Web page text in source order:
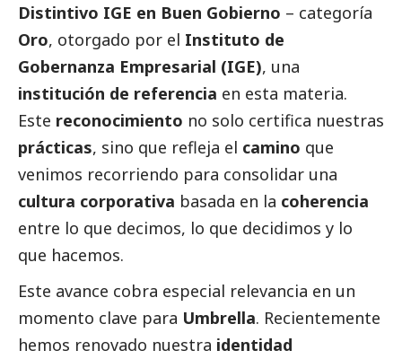
Distintivo IGE en Buen Gobierno – categoría
Oro, otorgado por el Instituto de
Gobernanza Empresarial (IGE), una
institución de referencia en esta materia.
Este reconocimiento no solo certifica nuestras
prácticas, sino que refleja el camino que
venimos recorriendo para consolidar una
cultura corporativa basada en la coherencia
entre lo que decimos, lo que decidimos y lo
que hacemos.
Este avance cobra especial relevancia en un
momento clave para Umbrella. Recientemente
hemos renovado nuestra identidad